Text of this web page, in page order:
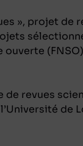
», projet de
revues
de